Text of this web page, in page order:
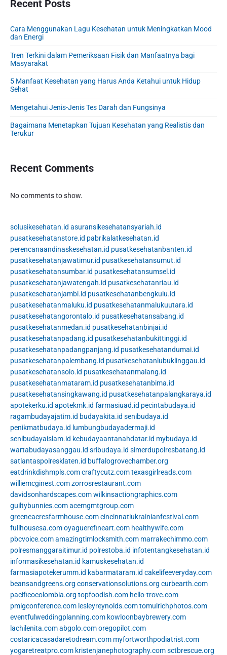
n
o
:
:
r
i
e
b
a
r
Recent Posts
Cara Menggunakan Lagu Kesehatan untuk Meningkatkan Mood
dan Energi
Tren Terkini dalam Pemeriksaan Fisik dan Manfaatnya bagi
Masyarakat
5 Manfaat Kesehatan yang Harus Anda Ketahui untuk Hidup
Sehat
Mengetahui Jenis-Jenis Tes Darah dan Fungsinya
Bagaimana Menetapkan Tujuan Kesehatan yang Realistis dan
Terukur
Recent Comments
No comments to show.
solusikesehatan.id asuransikesehatansyariah.id
pusatkesehatanstore.id pabrikalatkesehatan.id
perencanaandinaskesehatan.id pusatkesehatanbanten.id
pusatkesehatanjawatimur.id pusatkesehatansumut.id
pusatkesehatansumbar.id pusatkesehatansumsel.id
pusatkesehatanjawatengah.id pusatkesehatanriau.id
pusatkesehatanjambi.id pusatkesehatanbengkulu.id
pusatkesehatanmaluku.id pusatkesehatanmalukuutara.id
pusatkesehatangorontalo.id pusatkesehatansabang.id
pusatkesehatanmedan.id pusatkesehatanbinjai.id
pusatkesehatanpadang.id pusatkesehatanbukittinggi.id
pusatkesehatanpadangpanjang.id pusatkesehatandumai.id
pusatkesehatanpalembang.id pusatkesehatanlubuklinggau.id
pusatkesehatansolo.id pusatkesehatanmalang.id
pusatkesehatanmataram.id pusatkesehatanbima.id
pusatkesehatansingkawang.id pusatkesehatanpalangkaraya.id
apotekerku.id apotekmk.id farmasiuad.id pecintabudaya.id
ragambudayajatim.id budayakita.id senibudaya.id
penikmatbudaya.id lumbungbudayadermaji.id
senibudayaislam.id kebudayaantanahdatar.id mybudaya.id
wartabudayasanggau.id sribudaya.id simerdupolresbatang.id
satlantaspolresklaten.id buffalogrovechamber.org
eatdrinkdishmpls.comcraftycutz.comtexasgirlreads.com
williemcginest.comzorrosrestaurant.com
davidsonhardscapes.comwilkinsactiongraphics.com
guiltybunnies.comacemgmtgroup.com
greeneacresfarmhouse.comcincinnatiukrainianfestival.com
fullhousesa.comoyaguerefineart.com healthywife.com
pbcvoice.comamazingtimlocksmith.com marrakechimmo.com
polresmanggaraitimur.id polrestoba.id infotentangkesehatan.id
informasikesehatan.id kamuskesehatan.id
farmasiapotekerumm.id kabarmataram.id cakelifeeveryday.com
beansandgreens.org conservationsolutions.org curbearth.com
pacificocolombia.org topfoodish.com hello-trove.com
pmigconference.com lesleyreynolds.comtomulrichphotos.com
eventfulweddingplanning.com kowloonbaybrewery.com
lachilenita.comabgolo.comoregopilot.com
costaricacasadaretodream.com myfortworthpodiatrist.com
yogaretreatpro.com kristenjanephotography.comsctbrescue.org